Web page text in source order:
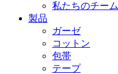
私たちのチーム
製品
ガーゼ
コットン
包帯
テープ